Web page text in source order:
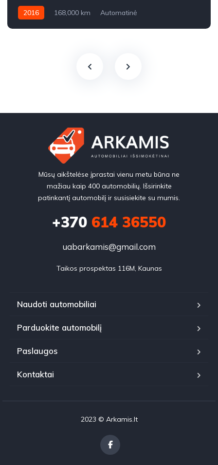
2016 168,000 km
Automatinė
Mūsų aikštelėse įprastai vienu metu būna ne
mažiau kaip 400 automobilių. Išsirinkite
patinkantį automobilį ir susisiekite su mumis.
+370 614 36550
uabarkamis@gmail.com
Taikos prospektas 116M, Kaunas
Naudoti automobiliai
Parduokite automobilį
Paslaugos
Kontaktai
2023 © Arkamis.lt